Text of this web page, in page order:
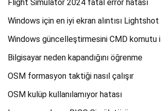
Flight Simulator 2024 fatal error hatası
Windows için en iyi ekran alıntısı
Windows güncelleştirmesini CMD komutu
Bilgisayar neden kapandığını öğrenme
OSM formasyon taktiği nasıl çalışır
OSM kulüp kullanılamıyor hatası